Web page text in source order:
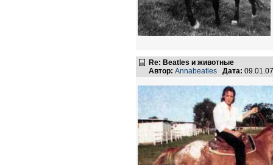
Re: Beatles и животные
Автор: Annabeatles Дата: